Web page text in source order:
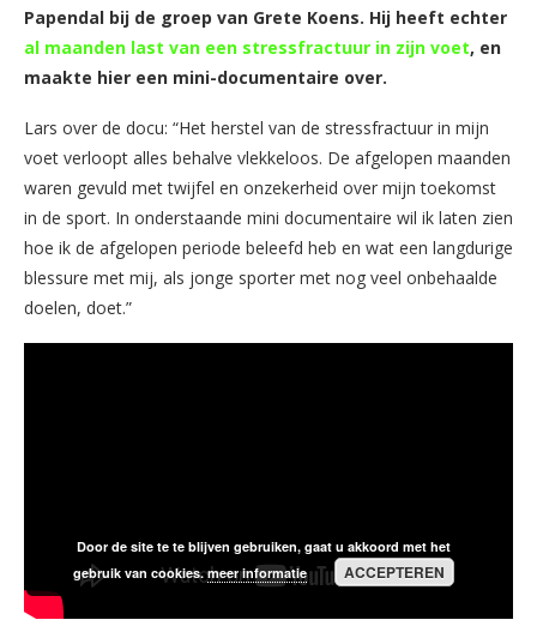
Papendal bij de groep van Grete Koens. Hij heeft echter
al maanden last van een stressfractuur in zijn voet, en
maakte hier een mini-documentaire over.
Lars over de docu: “Het herstel van de stressfractuur in mijn
voet verloopt alles behalve vlekkeloos. De afgelopen maanden
waren gevuld met twijfel en onzekerheid over mijn toekomst
in de sport. In onderstaande mini documentaire wil ik laten zien
hoe ik de afgelopen periode beleefd heb en wat een langdurige
blessure met mij, als jonge sporter met nog veel onbehaalde
doelen, doet.”
Door de site te te blijven gebruiken, gaat u akkoord met het
gebruik van cookies.meer informatie ACCEPTEREN